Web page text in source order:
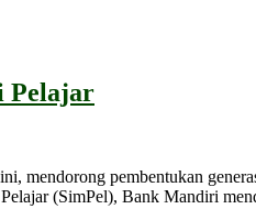
Pelajar
pembentukan
(SimPel), Bank Mandiri